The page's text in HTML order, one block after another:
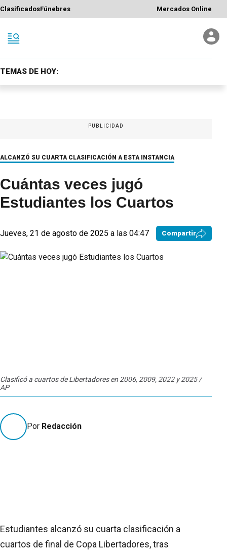
ClasificadosFúnebres Mercados Online
TEMAS DE HOY:
PUBLICIDAD
ALCANZÓ SU CUARTA CLASIFICACIÓN A ESTA INSTANCIA
Cuántas veces jugó
Estudiantes los Cuartos
Jueves, 21 de agosto de 2025 a las 04:47 Compartir
Clasificó a cuartos de Libertadores en 2006, 2009, 2022 y 2025 /
AP
Por Redacción
Estudiantes alcanzó su cuarta clasificación a
cuartos de final de Copa Libertadores, tras